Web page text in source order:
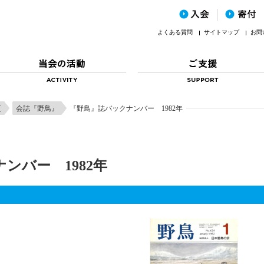
よくある質問 サイトマップ お問
会誌『野鳥』 『野鳥』誌バックナンバー 1982年
ンバー 1982年